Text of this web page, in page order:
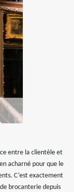
entre la clientèle et
acharné pour que le
C’est exactement
brocanterie depuis